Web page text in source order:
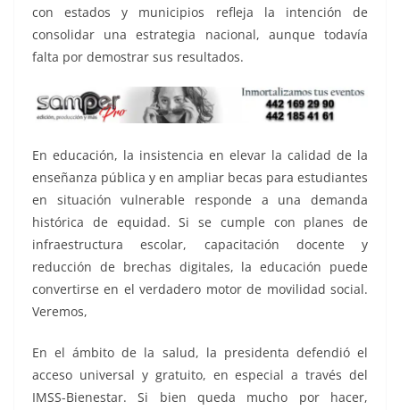
con estados y municipios refleja la intención de
consolidar una estrategia nacional, aunque todavía
falta por demostrar sus resultados.
En educación, la insistencia en elevar la calidad de la
enseñanza pública y en ampliar becas para estudiantes
en situación vulnerable responde a una demanda
histórica de equidad. Si se cumple con planes de
infraestructura escolar, capacitación docente y
reducción de brechas digitales, la educación puede
convertirse en el verdadero motor de movilidad social.
Veremos,
En el ámbito de la salud, la presidenta defendió el
acceso universal y gratuito, en especial a través del
IMSS-Bienestar. Si bien queda mucho por hacer,